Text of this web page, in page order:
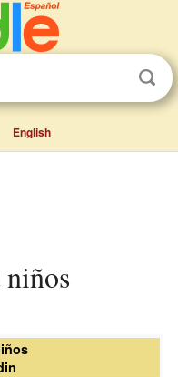
English
niños